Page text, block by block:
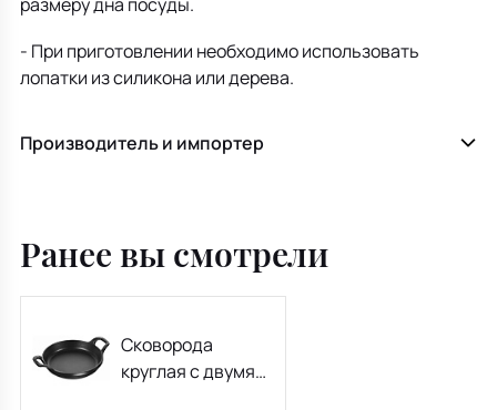
- При приготовлении необходимо использовать
лопатки из силикона или дерева.
Производитель и импортер
Ранее вы смотрели
Сковорода
круглая с двумя